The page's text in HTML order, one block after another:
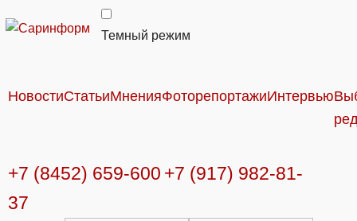
Темный режим
НовостиСтатьиМненияФоторепортажиИнтервью
+7 (8452) 659-600 +7 (917) 982-81-
37